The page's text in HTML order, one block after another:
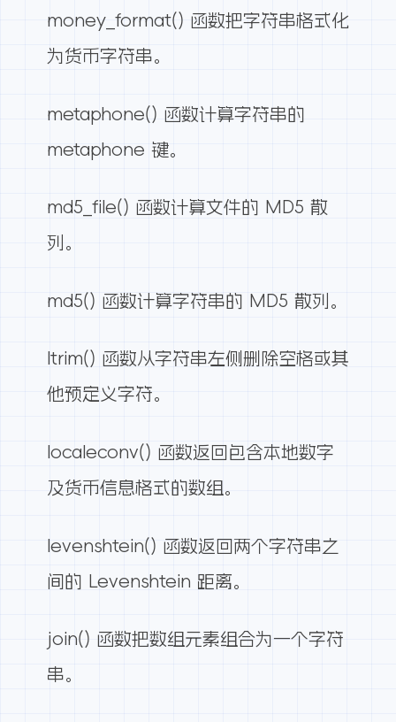
money_format() 函数把字符串格式化
为货币字符串。
metaphone() 函数计算字符串的
metaphone 键。
md5_file() 函数计算文件的 MD5 散
列。
md5() 函数计算字符串的 MD5 散列。
ltrim() 函数从字符串左侧删除空格或其
他预定义字符。
localeconv() 函数返回包含本地数字
及货币信息格式的数组。
levenshtein() 函数返回两个字符串之
间的 Levenshtein 距离。
join() 函数把数组元素组合为一个字符
串。